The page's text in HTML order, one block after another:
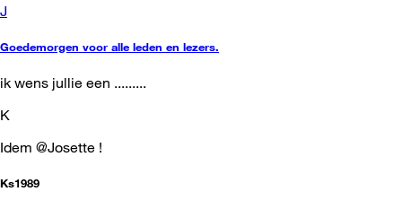
J
Goedemorgen voor alle leden en lezers.
ik wens jullie een .........
K
Idem @Josette !
Ks1989